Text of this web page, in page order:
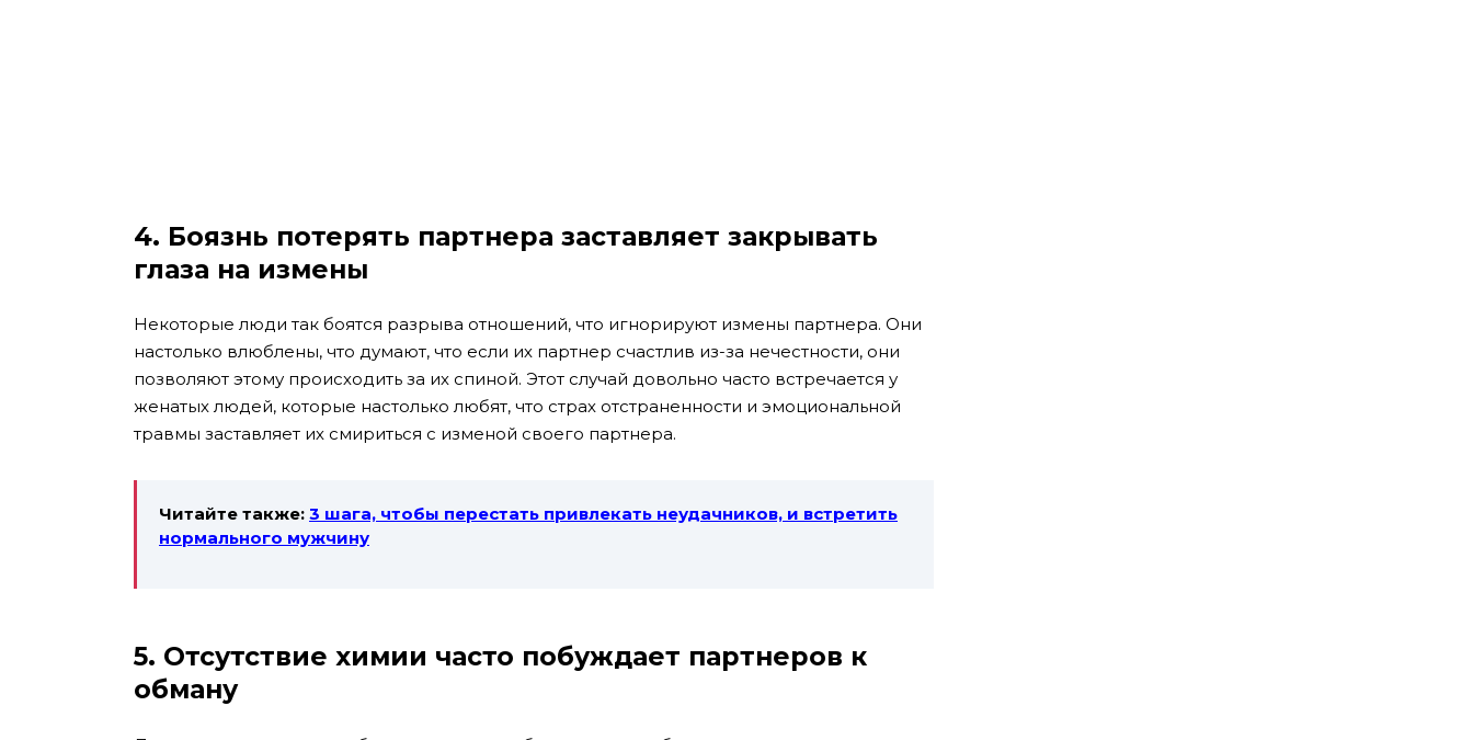
4. Боязнь потерять партнера заставляет закрывать
глаза на измены
Некоторые люди так боятся разрыва отношений, что игнорируют измены партнера. Они
настолько влюблены, что думают, что если их партнер счастлив из-за нечестности, они
позволяют этому происходить за их спиной. Этот случай довольно часто встречается у
женатых людей, которые настолько любят, что страх отстраненности и эмоциональной
травмы заставляет их смириться с изменой своего партнера.
Читайте также: 3 шага, чтобы перестать привлекать неудачников, и встретить
нормального мужчину
5. Отсутствие химии часто побуждает партнеров к
обману